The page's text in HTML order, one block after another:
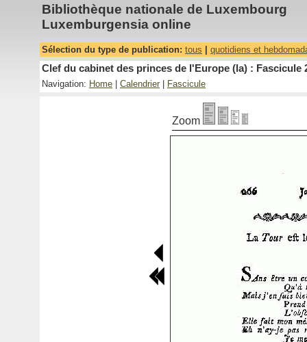
Bibliothèque nationale de Luxembourg
Luxemburgensia online
Sélection du type de publication: tous quotidiens et
Clef du cabinet des princes de l'Europe (la) : Fascicule
Navigation: Home Calendrier Fascicule
Zoom